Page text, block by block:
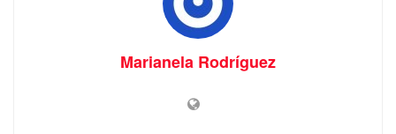
Marianela Rodríguez